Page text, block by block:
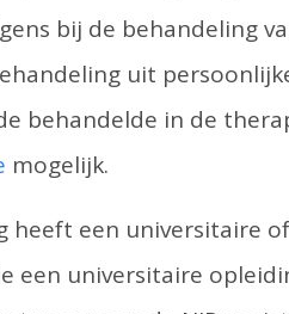
bij de behandeling
uit
behandelde in de
mogelijk.
heeft een universitaire
een universitaire